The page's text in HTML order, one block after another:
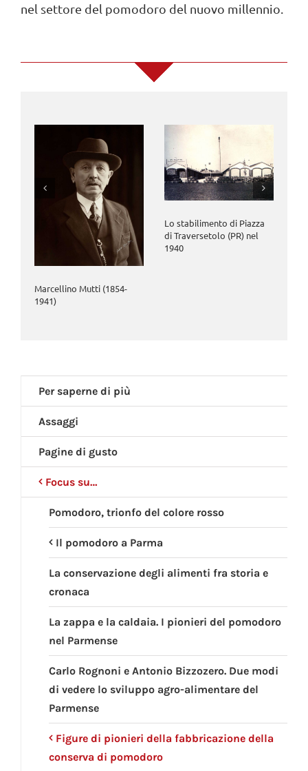
nel settore del pomodoro del nuovo millennio.
Marcellino Mutti (1854-
1941)
Lo stabilimento di Piazza
di Traversetolo (PR) nel
1940
Per saperne di più
Assaggi
Pagine di gusto
Focus su…
Pomodoro, trionfo del colore rosso
Il pomodoro a Parma
La conservazione degli alimenti fra storia e
cronaca
La zappa e la caldaia. I pionieri del pomodoro
nel Parmense
Carlo Rognoni e Antonio Bizzozero. Due modi
di vedere lo sviluppo agro-alimentare del
Parmense
Figure di pionieri della fabbricazione della
conserva di pomodoro